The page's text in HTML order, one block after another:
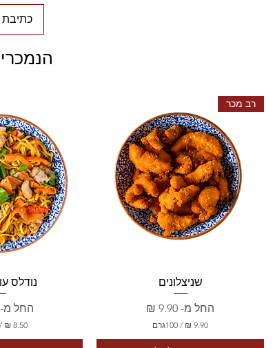
כתיבת
תצוגה מהירה
רב מכר
שניצלונים
החל מ-
מחיר מבצע
/ 100גרם
נודלס
החל
מחיר
‏8.50 ‏₪